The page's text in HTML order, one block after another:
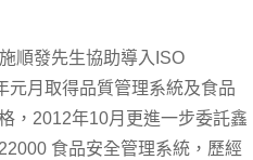
順發先生協助導入ISO
月取得品質管理系統及食品
，2012年10月更進一步委託鑫
食品安全管理系統，歷經